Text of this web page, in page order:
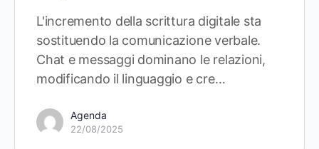
L'incremento della scrittura digitale sta
sostituendo la comunicazione verbale.
Chat e messaggi dominano le relazioni,
modificando il linguaggio e cre…
Agenda
22/08/2025